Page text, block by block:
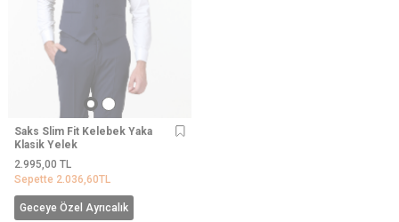
Saks Slim Fit Kelebek Yaka
Klasik Yelek
2.995,00 TL
Sepette 2.036,60TL
Geceye Özel Ayrıcalık